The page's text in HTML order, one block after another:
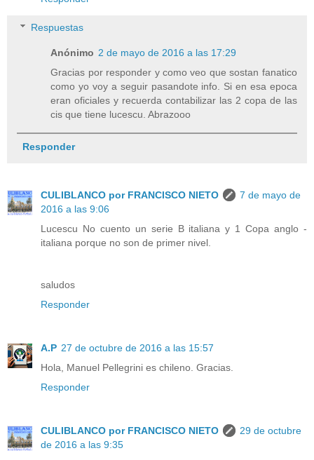
Respuestas
Anónimo 2 de mayo de 2016 a las 17:29
Gracias por responder y como veo que sostan fanatico
como yo voy a seguir pasandote info. Si en esa epoca
eran oficiales y recuerda contabilizar las 2 copa de las
cis que tiene lucescu. Abrazooo
Responder
CULIBLANCO por FRANCISCO NIETO
7 de mayo de
2016 a las 9:06
Lucescu No cuento un serie B italiana y 1 Copa anglo -
italiana porque no son de primer nivel.
saludos
Responder
A.P 27 de octubre de 2016 a las 15:57
Hola, Manuel Pellegrini es chileno. Gracias.
Responder
CULIBLANCO por FRANCISCO NIETO
29 de octubre
de 2016 a las 9:35